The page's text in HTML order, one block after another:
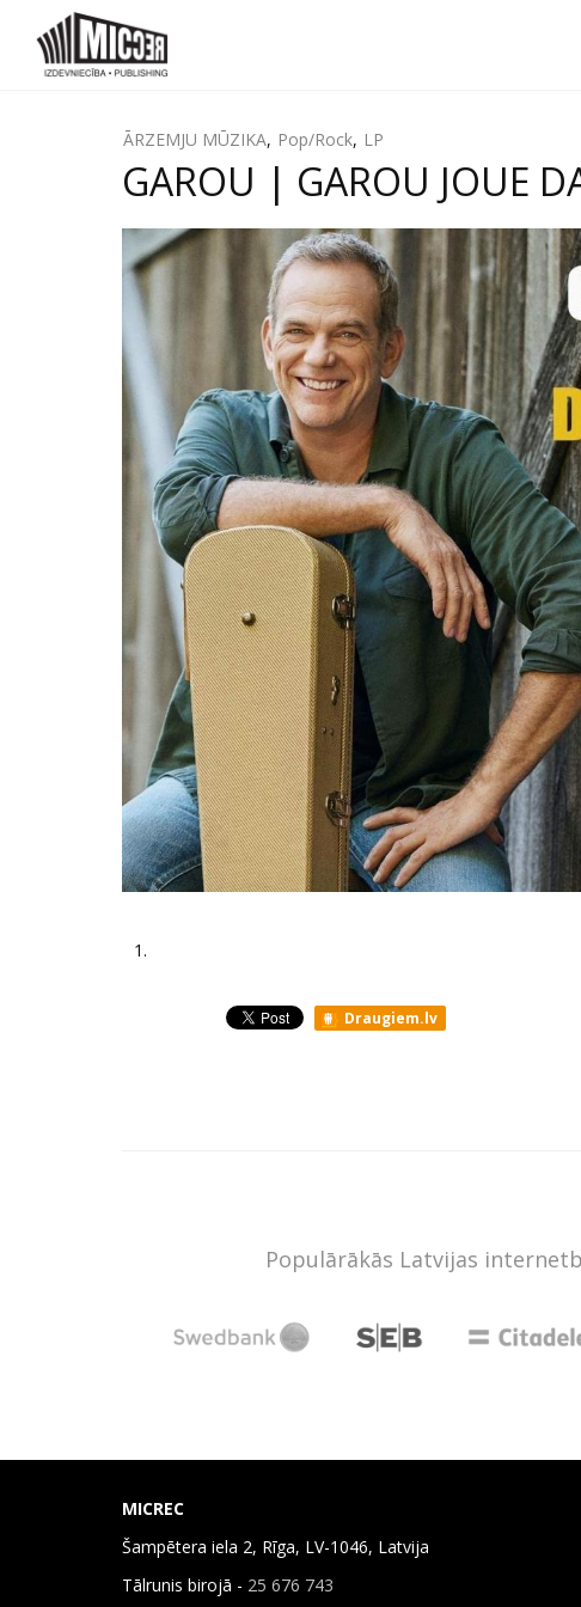
ĀRZEMJU MŪZIKA, Pop/Rock, LP
GAROU | GAROU JOUE
1.
Draugiem.lv
Populārākās Latvijas
MICREC
Šampētera iela 2, Rīga, LV-1046, Latvija
Tālrunis birojā - 25 676 743